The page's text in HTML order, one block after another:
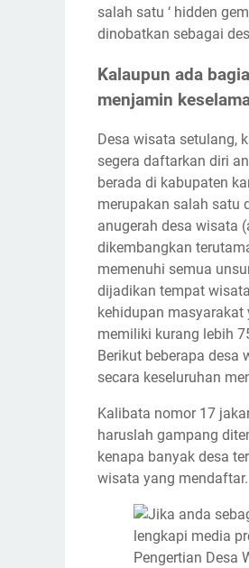
salah satu ‘ hidden
dinobatkan sebagai
Kalaupun ada
menjamin
Desa wisata setulang,
segera daftarkan diri
berada di kabupaten
merupakan salah satu
anugerah desa wisata
dikembangkan
memenuhi semua
dijadikan tempat
kehidupan
memiliki kurang lebih
Berikut beberapa
secara keseluruhan
Kalibata nomor 17
haruslah gampang
kenapa banyak desa
wisata yang mendaftar.
Pengertian Desa